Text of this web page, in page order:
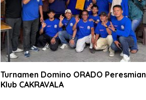
Turnamen Domino ORADO Peresmian
Klub CAKRAVALA